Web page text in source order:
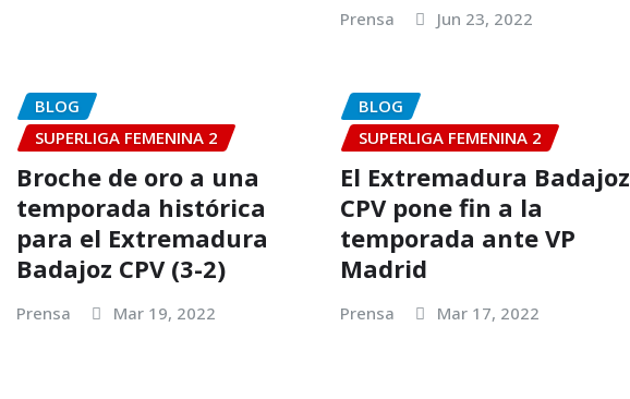
Prensa Jun 23, 2022
BLOG
SUPERLIGA FEMENINA 2
Broche de oro a una
temporada histórica
para el Extremadura
Badajoz CPV (3-2)
Prensa Mar 19, 2022
BLOG
SUPERLIGA FEMENINA 2
El Extremadura Badajoz
CPV pone fin a la
temporada ante VP
Madrid
Prensa Mar 17, 2022